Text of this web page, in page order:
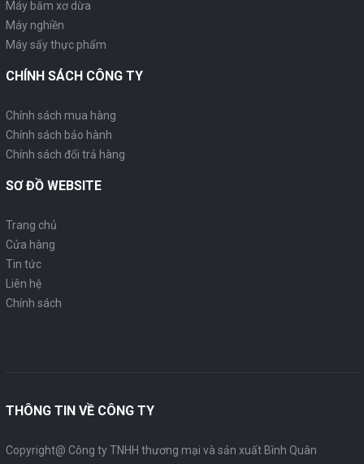
Máy băm xơ dừa
Máy nghiền
Máy sấy thực phẩm
CHÍNH SÁCH CÔNG TY
Chính sách mua hàng
Chính sách bảo hành
Chính sách đổi trả hàng
SƠ ĐỒ WEBSITE
Trang chủ
Cửa hàng
Tin tức
Liên hệ
Chính sách
THÔNG TIN VỀ CÔNG TY
Copyright@ Công ty TNHH thương mại và sản xuất Bình Quân